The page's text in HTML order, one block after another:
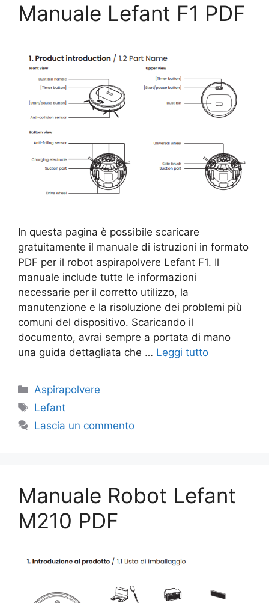
Manuale Lefant F1 PDF
In questa pagina è possibile scaricare
gratuitamente il manuale di istruzioni in formato
PDF per il robot aspirapolvere Lefant F1. Il
manuale include tutte le informazioni
necessarie per il corretto utilizzo, la
manutenzione e la risoluzione dei problemi più
comuni del dispositivo. Scaricando il
documento, avrai sempre a portata di mano
una guida dettagliata che … Leggi tutto
Categorie
Aspirapolvere
Tag
Lefant
Lascia un commento
Manuale Robot Lefant
M210 PDF